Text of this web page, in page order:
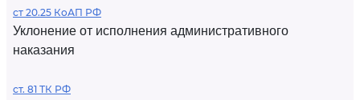
ст 20.25 КоАП РФ
Уклонение от исполнения административного
наказания
ст. 81 ТК РФ